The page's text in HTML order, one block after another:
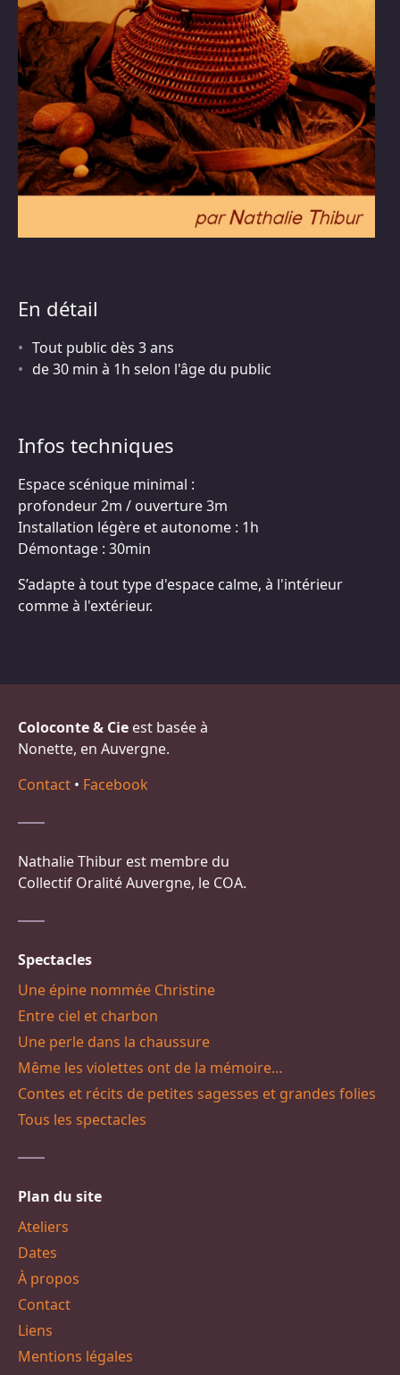
En détail
Tout public dès 3 ans
de 30 min à 1h selon l'âge du public
Infos techniques
Espace scénique minimal :
profondeur 2m / ouverture 3m
Installation légère et autonome : 1h
Démontage : 30min
S’adapte à tout type d'espace calme, à l'intérieur
comme à l'extérieur.
Coloconte & Cie est basée à
Nonette, en Auvergne.
Contact • Facebook
Nathalie Thibur est membre du
Collectif Oralité Auvergne, le COA.
Spectacles
Une épine nommée Christine
Entre ciel et charbon
Une perle dans la chaussure
Même les violettes ont de la mémoire…
Contes et récits de petites sagesses et grandes folies
Tous les spectacles
Plan du site
Ateliers
Dates
À propos
Contact
Liens
Mentions légales